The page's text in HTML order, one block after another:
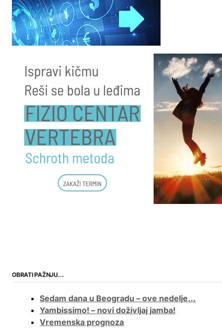
OBRATI PAŽNJU…
Sedam dana u Beogradu – ove nedelje…
Yambissimo! – novi doživljaj jamba!
Vremenska prognoza